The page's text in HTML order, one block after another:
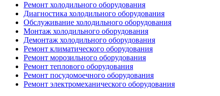
Ремонт холодильного оборудования
Диагностика холодильного оборудования
Обслуживание холодильного оборудования
Монтаж холодильного оборудования
Демонтаж холодильного оборудования
Ремонт климатического оборудования
Ремонт морозильного оборудования
Ремонт теплового оборудования
Ремонт посудомоечного оборудования
Ремонт электромеханического оборудования